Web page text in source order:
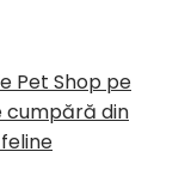
Pet Shop pe
cumpără din